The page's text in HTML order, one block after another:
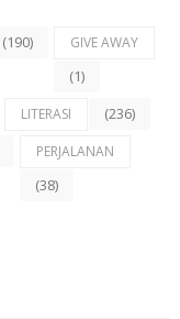
(190) GIVE AWAY
(1)
LITERASI (236)
PERJALANAN
(38)